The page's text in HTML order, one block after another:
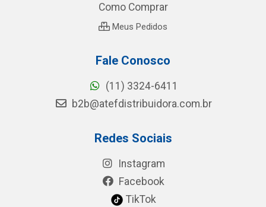
Como Comprar
Meus Pedidos
Fale Conosco
(11) 3324-6411
b2b@atefdistribuidora.com.br
Redes Sociais
Instagram
Facebook
TikTok